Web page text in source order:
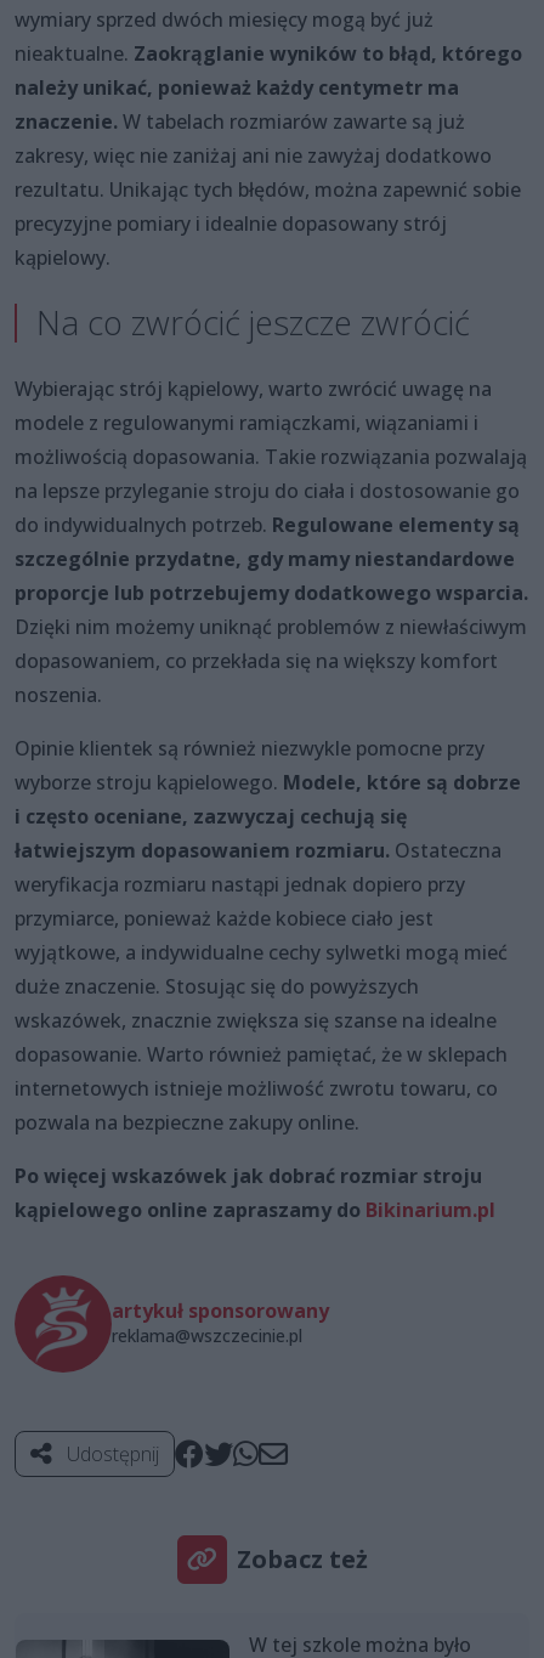
wymiary sprzed dwóch miesięcy mogą być już
nieaktualne. Zaokrąglanie wyników to błąd, którego
należy unikać, ponieważ każdy centymetr ma
znaczenie. W tabelach rozmiarów zawarte są już
zakresy, więc nie zaniżaj ani nie zawyżaj dodatkowo
rezultatu. Unikając tych błędów, można zapewnić sobie
precyzyjne pomiary i idealnie dopasowany strój
kąpielowy.
Na co zwrócić jeszcze zwrócić
Wybierając strój kąpielowy, warto zwrócić uwagę na
modele z regulowanymi ramiączkami, wiązaniami i
możliwością dopasowania. Takie rozwiązania pozwalają
na lepsze przyleganie stroju do ciała i dostosowanie go
do indywidualnych potrzeb. Regulowane elementy są
szczególnie przydatne, gdy mamy niestandardowe
proporcje lub potrzebujemy dodatkowego wsparcia.
Dzięki nim możemy uniknąć problemów z niewłaściwym
dopasowaniem, co przekłada się na większy komfort
noszenia.
Opinie klientek są również niezwykle pomocne przy
wyborze stroju kąpielowego. Modele, które są dobrze
i często oceniane, zazwyczaj cechują się
łatwiejszym dopasowaniem rozmiaru. Ostateczna
weryfikacja rozmiaru nastąpi jednak dopiero przy
przymiarce, ponieważ każde kobiece ciało jest
wyjątkowe, a indywidualne cechy sylwetki mogą mieć
duże znaczenie. Stosując się do powyższych
wskazówek, znacznie zwiększa się szanse na idealne
dopasowanie. Warto również pamiętać, że w sklepach
internetowych istnieje możliwość zwrotu towaru, co
pozwala na bezpieczne zakupy online.
Po więcej wskazówek jak dobrać rozmiar stroju
kąpielowego online zapraszamy do Bikinarium.pl
artykuł sponsorowany
reklama@wszczecinie.pl
Udostępnij
Zobacz też
W tej szkole można było